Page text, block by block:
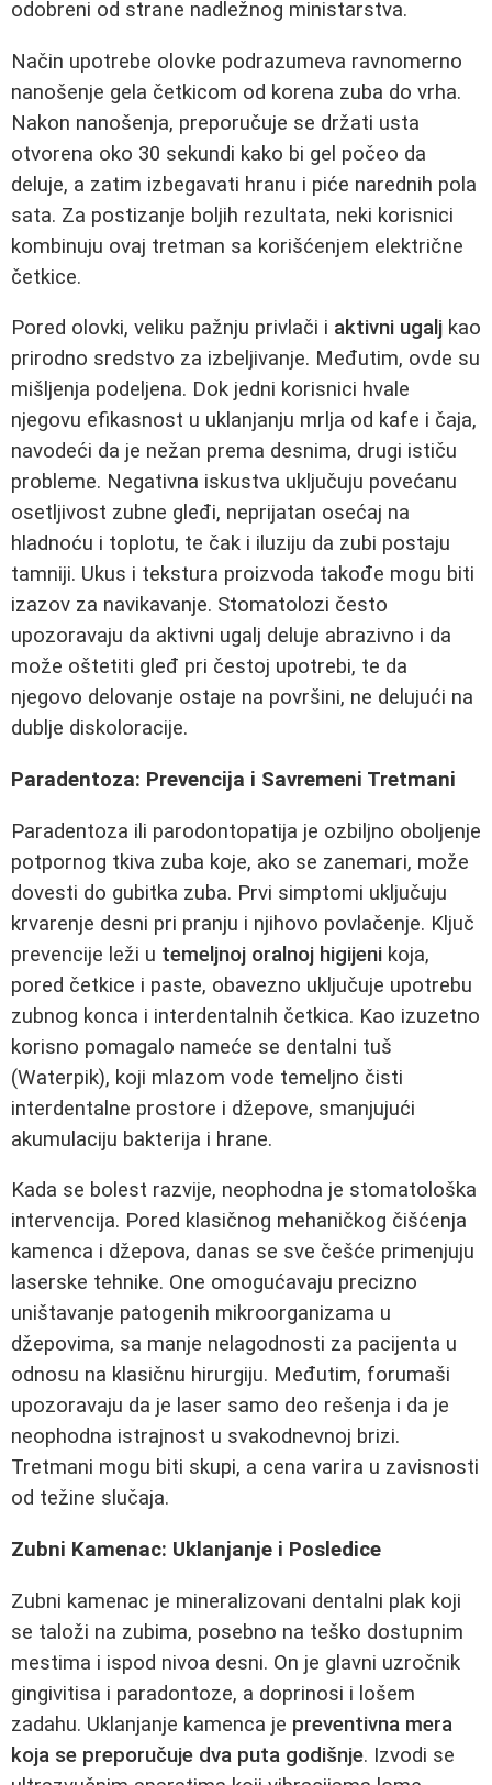
odobreni od strane nadležnog ministarstva.
Način upotrebe olovke podrazumeva ravnomerno
nanošenje gela četkicom od korena zuba do vrha.
Nakon nanošenja, preporučuje se držati usta
otvorena oko 30 sekundi kako bi gel počeo da
deluje, a zatim izbegavati hranu i piće narednih pola
sata. Za postizanje boljih rezultata, neki korisnici
kombinuju ovaj tretman sa korišćenjem električne
četkice.
Pored olovki, veliku pažnju privlači i aktivni ugalj kao
prirodno sredstvo za izbeljivanje. Međutim, ovde su
mišljenja podeljena. Dok jedni korisnici hvale
njegovu efikasnost u uklanjanju mrlja od kafe i čaja,
navodeći da je nežan prema desnima, drugi ističu
probleme. Negativna iskustva uključuju povećanu
osetljivost zubne gleđi, neprijatan osećaj na
hladnoću i toplotu, te čak i iluziju da zubi postaju
tamniji. Ukus i tekstura proizvoda takođe mogu biti
izazov za navikavanje. Stomatolozi često
upozoravaju da aktivni ugalj deluje abrazivno i da
može oštetiti gleđ pri čestoj upotrebi, te da
njegovo delovanje ostaje na površini, ne delujući na
dublje diskoloracije.
Paradentoza: Prevencija i Savremeni Tretmani
Paradentoza ili parodontopatija je ozbiljno oboljenje
potpornog tkiva zuba koje, ako se zanemari, može
dovesti do gubitka zuba. Prvi simptomi uključuju
krvarenje desni pri pranju i njihovo povlačenje. Ključ
prevencije leži u temeljnoj oralnoj higijeni koja,
pored četkice i paste, obavezno uključuje upotrebu
zubnog konca i interdentalnih četkica. Kao izuzetno
korisno pomagalo nameće se dentalni tuš
(Waterpik), koji mlazom vode temeljno čisti
interdentalne prostore i džepove, smanjujući
akumulaciju bakterija i hrane.
Kada se bolest razvije, neophodna je stomatološka
intervencija. Pored klasičnog mehaničkog čišćenja
kamenca i džepova, danas se sve češće primenjuju
laserske tehnike. One omogućavaju precizno
uništavanje patogenih mikroorganizama u
džepovima, sa manje nelagodnosti za pacijenta u
odnosu na klasičnu hirurgiju. Međutim, forumaši
upozoravaju da je laser samo deo rešenja i da je
neophodna istrajnost u svakodnevnoj brizi.
Tretmani mogu biti skupi, a cena varira u zavisnosti
od težine slučaja.
Zubni Kamenac: Uklanjanje i Posledice
Zubni kamenac je mineralizovani dentalni plak koji
se taloži na zubima, posebno na teško dostupnim
mestima i ispod nivoa desni. On je glavni uzročnik
gingivitisa i paradontoze, a doprinosi i lošem
zadahu. Uklanjanje kamenca je preventivna mera
koja se preporučuje dva puta godišnje. Izvodi se